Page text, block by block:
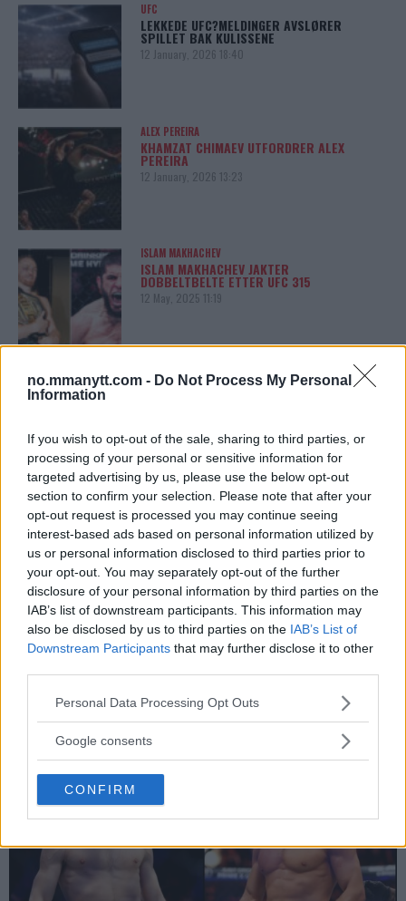
no.mmanytt.com - Do Not Process My Personal
Information
If you wish to opt-out of the sale, sharing to third parties, or
processing of your personal or sensitive information for
targeted advertising by us, please use the below opt-out
section to confirm your selection. Please note that after your
opt-out request is processed you may continue seeing
interest-based ads based on personal information utilized by
us or personal information disclosed to third parties prior to
your opt-out. You may separately opt-out of the further
disclosure of your personal information by third parties on the
IAB’s list of downstream participants. This information may
also be disclosed by us to third parties on the IAB’s List of
Downstream Participants that may further disclose it to other
Please note that this website/app uses one or more Google
not limited to your visit or usage behaviour. You may click to
use your data for below specified purposes in below Google
consent section.
Personal Data Processing Opt Outs
Google consents
CONFIRM
UFC
LEKKEDE UFC?MELDINGER AVSLØRER
SPILLET BAK KULISSENE
12 January, 2026 18:40
ALEX PEREIRA
KHAMZAT CHIMAEV UTFORDRER ALEX
PEREIRA
12 January, 2026 13:23
ISLAM MAKHACHEV
ISLAM MAKHACHEV JAKTER
DOBBELTBELTE ETTER UFC 315
12 May, 2025 11:19
DILLON DANIS
Hype FC ønsker å booke Dillon Danis vs Chanko Zaynukov